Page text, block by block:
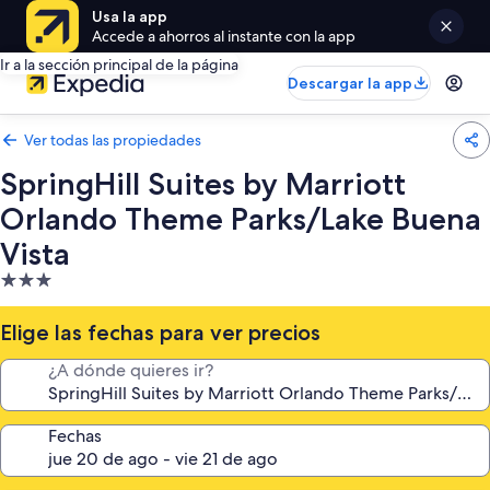
Usa la app
Accede a ahorros al instante con la app
Ir a la sección principal de la página
Descargar la app
Ver todas las propiedades
SpringHill Suites by Marriott
Orlando Theme Parks/Lake Buena
Vista
Propiedad
de
3.0
estrellas
Elige las fechas para ver precios
¿A dónde quieres ir?
Fechas